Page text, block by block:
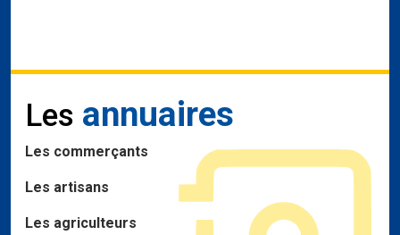
Les annuaires
Les commerçants
Les artisans
Les agriculteurs